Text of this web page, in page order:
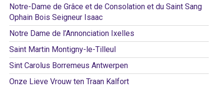
Notre-Dame de Grâce et de Consolation et du Saint Sang
Ophain Bois Seigneur Isaac
Notre Dame de l’Annonciation Ixelles
Saint Martin Montigny-le-Tilleul
Sint Carolus Borremeus Antwerpen
Onze Lieve Vrouw ten Traan Kalfort